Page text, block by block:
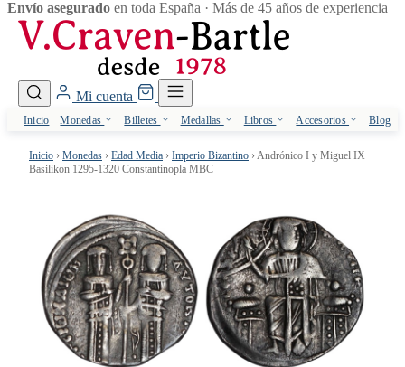
Envío asegurado en toda España · Más de 45 años de experiencia
Mi cuenta
Inicio Monedas Billetes Medallas Libros Accesorios Blog
Inicio › Monedas › Edad Media › Imperio Bizantino › Andrónico I y Miguel IX
Basilikon 1295-1320 Constantinopla MBC